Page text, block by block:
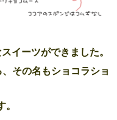
イーツができました。
その名もショコラショ